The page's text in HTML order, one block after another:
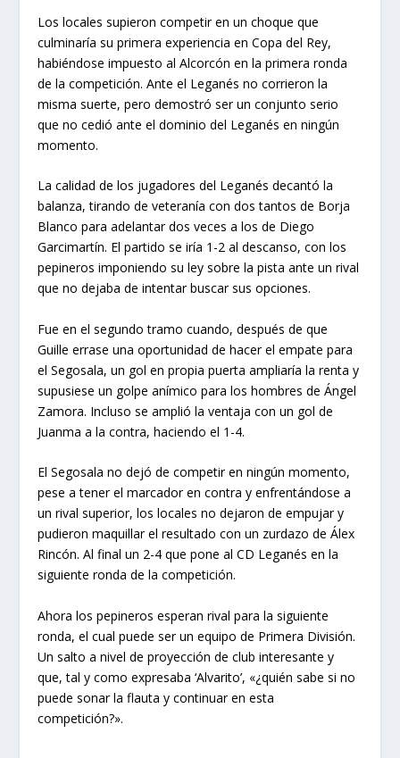
Los locales supieron competir en un choque que
culminaría su primera experiencia en Copa del Rey,
habiéndose impuesto al Alcorcón en la primera ronda
de la competición. Ante el Leganés no corrieron la
misma suerte, pero demostró ser un conjunto serio
que no cedió ante el dominio del Leganés en ningún
momento.
La calidad de los jugadores del Leganés decantó la
balanza, tirando de veteranía con dos tantos de Borja
Blanco para adelantar dos veces a los de Diego
Garcimartín. El partido se iría 1-2 al descanso, con los
pepineros imponiendo su ley sobre la pista ante un rival
que no dejaba de intentar buscar sus opciones.
Fue en el segundo tramo cuando, después de que
Guille errase una oportunidad de hacer el empate para
el Segosala, un gol en propia puerta ampliaría la renta y
supusiese un golpe anímico para los hombres de Ángel
Zamora. Incluso se amplió la ventaja con un gol de
Juanma a la contra, haciendo el 1-4.
El Segosala no dejó de competir en ningún momento,
pese a tener el marcador en contra y enfrentándose a
un rival superior, los locales no dejaron de empujar y
pudieron maquillar el resultado con un zurdazo de Álex
Rincón. Al final un 2-4 que pone al CD Leganés en la
siguiente ronda de la competición.
Ahora los pepineros esperan rival para la siguiente
ronda, el cual puede ser un equipo de Primera División.
Un salto a nivel de proyección de club interesante y
que, tal y como expresaba ‘Alvarito’, «¿quién sabe si no
puede sonar la flauta y continuar en esta
competición?».